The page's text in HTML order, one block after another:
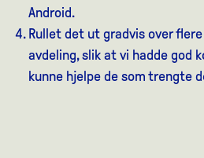
Android.
Rullet det ut gradvis over
avdeling, slik at vi hadde god
kunne hjelpe de som trengte